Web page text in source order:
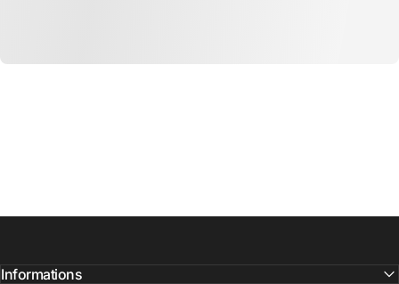
Informations